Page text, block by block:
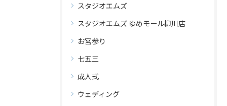
スタジオエムズ
スタジオエムズ ゆめモール柳川店
お宮参り
七五三
成人式
ウェディング